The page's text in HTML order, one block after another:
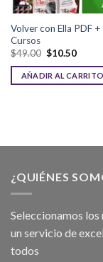
Volver con Ella PDF
Cursos
$49.00 $10.50
AÑADIR AL CARRITO
¿QUIÉNES
Seleccionamos
un servicio de
todos